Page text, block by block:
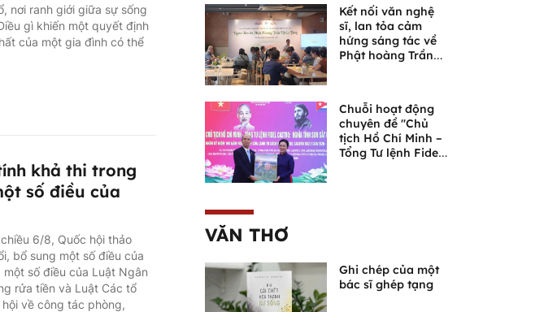
nơi ranh giới giữa sự sống
gì khiến một quyết định
của một gia đình có thể
khả thi trong
số điều của
6/8, Quốc hội thảo
bổ sung một số điều của
số điều của Luật Ngân
rửa tiền và Luật Các tổ
về công tác phòng,
Kết nối văn nghệ
sĩ, lan tỏa cảm
hứng sáng tác về
Phật hoàng Trần
Chuỗi hoạt động
chuyên đề "Chủ
tịch Hồ Chí Minh –
Tổng Tư lệnh Fidel
VĂN THƠ
Ghi chép của một
bác sĩ ghép tạng